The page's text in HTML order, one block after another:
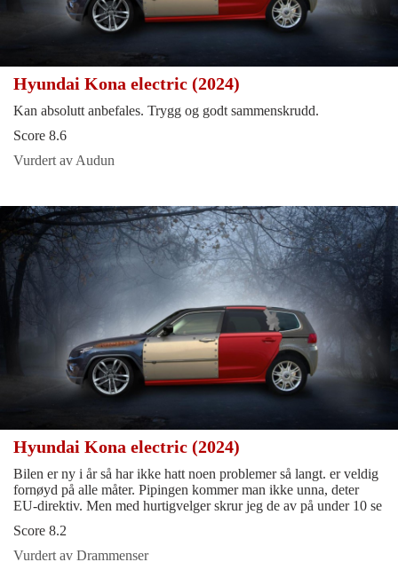
Hyundai Kona electric (2024)
Kan absolutt anbefales. Trygg og godt sammenskrudd.
Score 8.6
Vurdert av Audun
Hyundai Kona electric (2024)
Bilen er ny i år så har ikke hatt noen problemer så langt. er veldig
fornøyd på alle måter. Pipingen kommer man ikke unna, deter
EU-direktiv. Men med hurtigvelger skrur jeg de av på under 10 se
Score 8.2
Vurdert av Drammenser